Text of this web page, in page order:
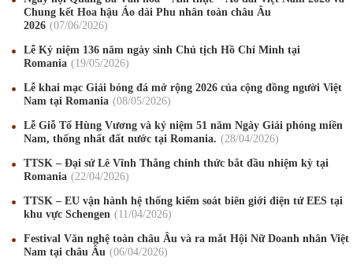
Chung kết Hoa hậu Áo dài Phu nhân toàn châu Âu
2026
07/06/2026
Lễ Kỷ niệm 136 năm ngày sinh Chủ tịch Hồ Chí Minh tại
Romania
19/05/2026
Lễ khai mạc Giải bóng đá mở rộng 2026 của cộng đồng người Việt
Nam tại Romania
08/05/2026
Lễ Giỗ Tổ Hùng Vương và kỷ niệm 51 năm Ngày Giải phóng miền
Nam, thống nhất đất nước tại Romania.
28/04/2026
TTSK – Đại sứ Lê Vĩnh Thắng chính thức bắt đầu nhiệm kỳ tại
Romania
22/04/2026
TTSK – EU vận hành hệ thống kiểm soát biên giới điện tử EES tại
khu vực Schengen
11/04/2026
Festival Văn nghệ toàn châu Âu và ra mắt Hội Nữ Doanh nhân Việt
Nam tại châu Âu
06/04/2026
Mừng Xuân Canh Tý 2020 22 /01/2020
Mừng Xuân Kỷ Hợi 2019 03/02